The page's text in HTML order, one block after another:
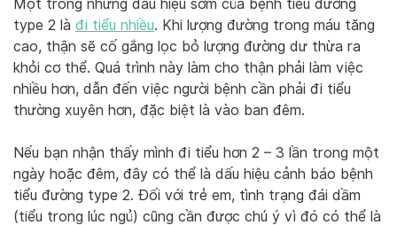
Một trong những dấu hiệu sớm của bệnh tiểu đường
type 2 là đi tiểu nhiều. Khi lượng đường trong máu tăng
cao, thận sẽ cố gắng lọc bỏ lượng đường dư thừa ra
khỏi cơ thể. Quá trình này làm cho thận phải làm việc
nhiều hơn, dẫn đến việc người bệnh cần phải đi tiểu
thường xuyên hơn, đặc biệt là vào ban đêm.
Nếu bạn nhận thấy mình đi tiểu hơn 2 – 3 lần trong một
ngày hoặc đêm, đây có thể là dấu hiệu cảnh báo bệnh
tiểu đường type 2. Đối với trẻ em, tình trạng đái dầm
(tiểu trong lúc ngủ) cũng cần được chú ý vì đó có thể là